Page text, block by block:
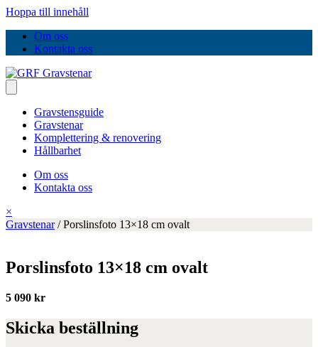
Hoppa till innehåll
Om oss
Kontakta oss
Gravstensguide
Gravstenar
Komplettering & renovering
Hållbarhet
Om oss
Kontakta oss
×
Gravstenar/Porslinsfoto 13×18 cm ovalt
Porslinsfoto 13×18 cm ovalt
5 090 kr
Skicka beställning